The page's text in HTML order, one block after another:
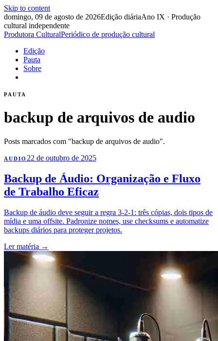
Skip to content
domingo, 09 de agosto de 2026Edição diáriaAno IX · Produção
cultural independente
Produtora CulturalPeriódico de produção cultural
Edição
Pauta
Sobre
PAUTA
backup de arquivos de audio
Posts marcados com "backup de arquivos de audio".
AUDIO 22 de outubro de 2025
Backup de Áudio: Organização e Fluxo
de Trabalho Eficaz
Backup de áudio deve seguir a regra 3-2-1: três cópias, dois tipos de
mídia e uma offsite. Padronize nomes, use checksums e automatize
backups diários para proteger projetos.
Ler matéria →